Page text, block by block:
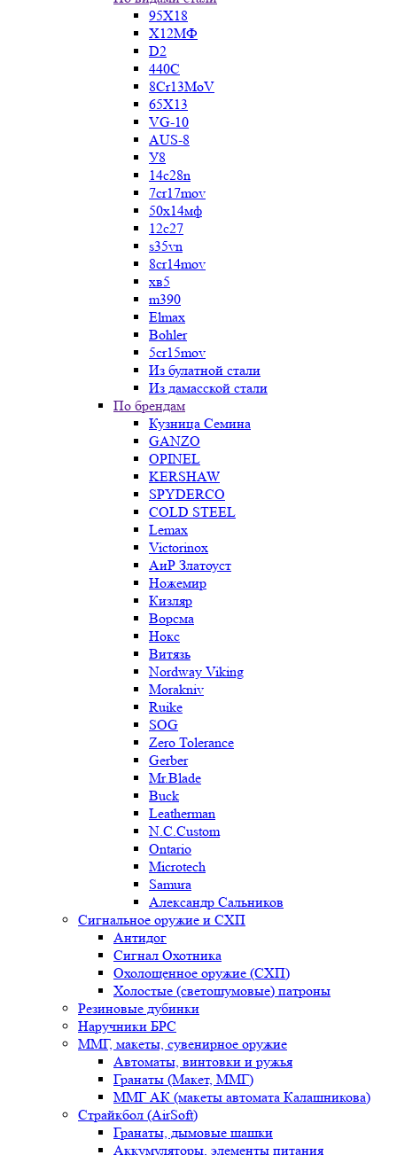
95Х18
Х12МФ
D2
440C
8Cr13MoV
65Х13
VG-10
AUS-8
У8
14c28n
7cr17mov
50х14мф
12c27
s35vn
8cr14mov
хв5
m390
Elmax
Bohler
5cr15mov
Из булатной стали
Из дамасской стали
По брендам
Кузница Семина
GANZO
OPINEL
KERSHAW
SPYDERCO
COLD STEEL
Lemax
Victorinox
АиР Златоуст
Ножемир
Кизляр
Ворсма
Нокс
Витязь
Nordway Viking
Morakniv
Ruike
SOG
Zero Tolerance
Gerber
Mr.Blade
Buck
Leatherman
N.C.Custom
Ontario
Microtech
Samura
Александр Сальников
Сигнальное оружие и СХП
Антидог
Сигнал Охотника
Охолощенное оружие (СХП)
Холостые (светошумовые) патроны
Резиновые дубинки
Наручники БРС
ММГ, макеты, сувенирное оружие
Автоматы, винтовки и ружья
Гранаты (Макет, ММГ)
ММГ АК (макеты автомата Калашникова)
Страйкбол (AirSoft)
Гранаты, дымовые шашки
Аккумуляторы, элементы питания